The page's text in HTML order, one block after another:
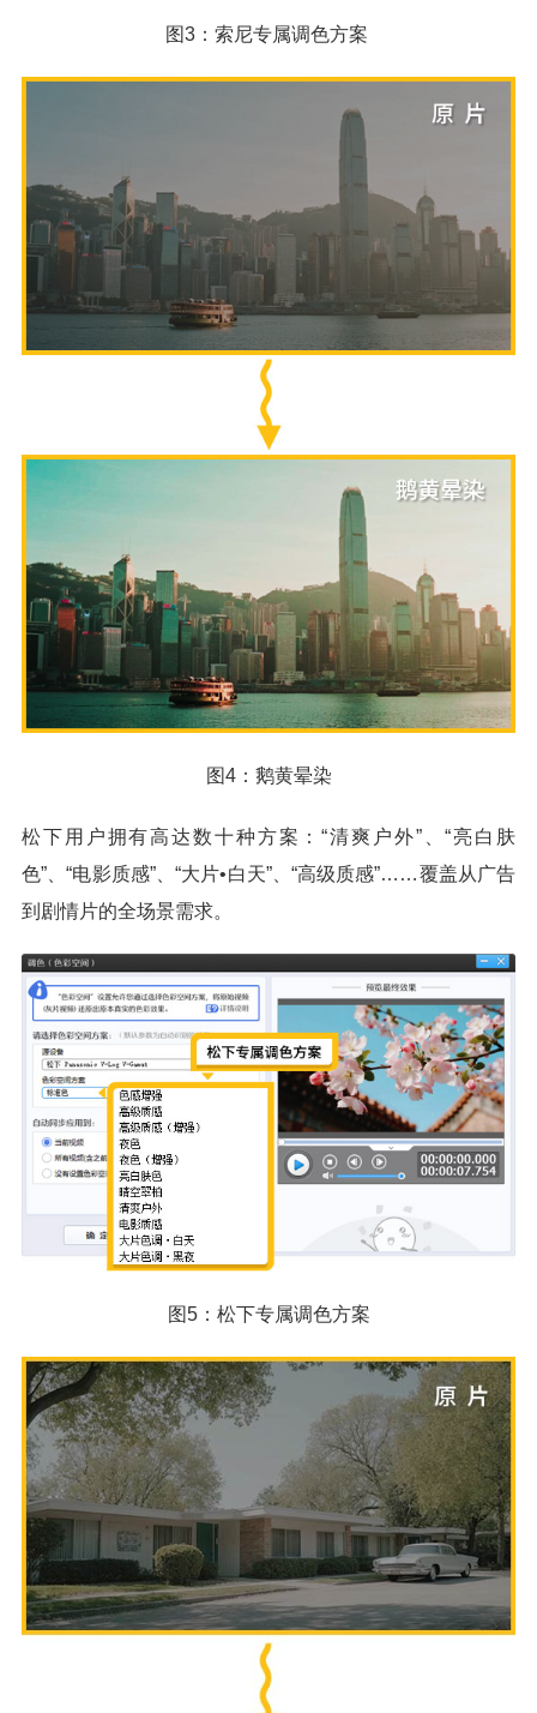
图3：索尼专属调色方案
图4：鹅黄晕染
松下用户拥有高达数十种方案：“清爽户外”、“亮白肤
色”、“电影质感”、“大片•白天”、“高级质感”……覆盖从广告
到剧情片的全场景需求。
图5：松下专属调色方案